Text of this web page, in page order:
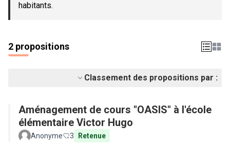
habitants.
2 propositions
Classement des propositions par :
Aménagement de cours "OASIS" à l'école
élémentaire Victor Hugo
Anonyme 3 Retenue